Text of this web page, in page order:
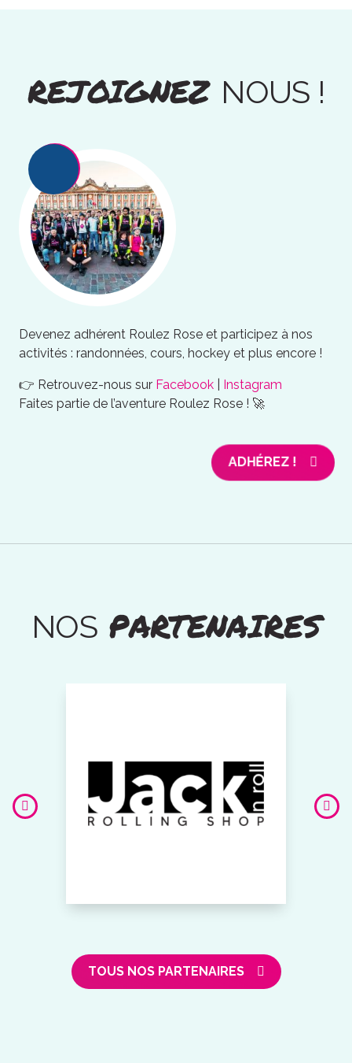
REJOIGNEZ NOUS !
Devenez adhérent Roulez Rose et participez à nos
activités : randonnées, cours, hockey et plus encore !
👉 Retrouvez-nous sur Facebook
Instagram
Faites partie de l’aventure Roulez Rose ! 🚀
ADHÉREZ !
NOSPARTENAIRES
TOUS NOS PARTENAIRES